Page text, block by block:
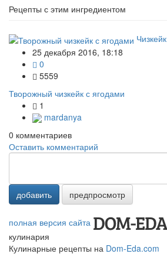
Рецепты с этим ингредиентом
Чизкейк
25 декабря 2016, 18:18
0
5559
Творожный чизкейк с ягодами
1
mardanya
0 комментариев
Оставить комментарий
добавить предпросмотр
полная версия сайта
кулинария
Кулинарные рецепты на Dom-Eda.com